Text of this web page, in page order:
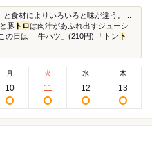
と食材によりいろいろと味が違う。...
豚 トロは肉汁があふれ出すジューシ
の日は 「牛ハツ」(210円) 「トン ト
月
10
火
11
水
12
木
13